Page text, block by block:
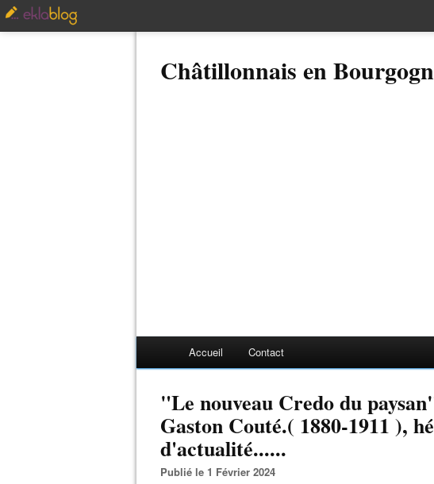
Châtillonnais en
Accueil Contact
"Le nouveau Credo du
Gaston Couté.( 1880-1911 ),
d'actualité......
Publié le 1 Février 2024